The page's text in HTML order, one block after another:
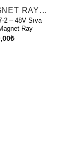
MAGNET RAYLAR
2 – 48V Sıva
Ray
₺